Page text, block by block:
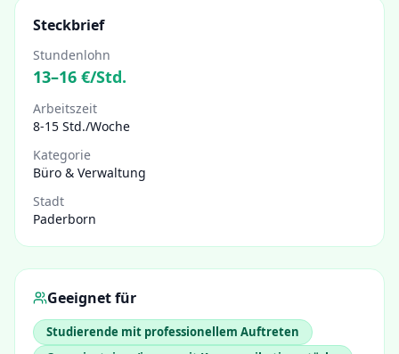
Steckbrief
Stundenlohn
13–16 €/Std.
Arbeitszeit
8-15 Std./Woche
Kategorie
Büro & Verwaltung
Stadt
Paderborn
Geeignet für
Studierende mit professionellem Auftreten